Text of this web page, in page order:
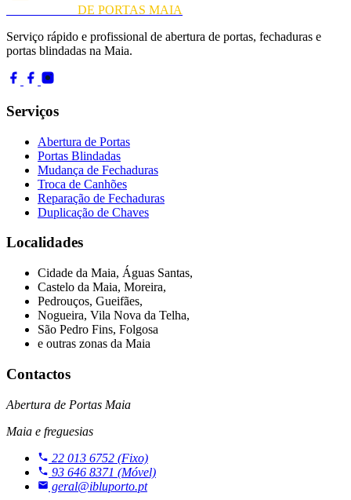
DE PORTAS MAIA
Serviço rápido e profissional de abertura de portas, fechaduras e
portas blindadas na Maia.
Serviços
Abertura de Portas
Portas Blindadas
Mudança de Fechaduras
Troca de Canhões
Reparação de Fechaduras
Duplicação de Chaves
Localidades
Cidade da Maia, Águas Santas,
Castelo da Maia, Moreira,
Pedrouços, Gueifães,
Nogueira, Vila Nova da Telha,
São Pedro Fins, Folgosa
e outras zonas da Maia
Contactos
Abertura de Portas Maia
Maia e freguesias
22 013 6752 (Fixo)
93 646 8371 (Móvel)
geral@ibluporto.pt